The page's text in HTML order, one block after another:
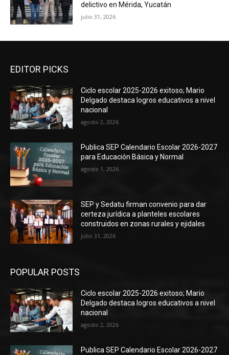
delictivo en Mérida, Yucatán
julio 31, 2026
EDITOR PICKS
Ciclo escolar 2025-2026 exitoso; Mario
Delgado destaca logros educativos a nivel
nacional
agosto 2, 2026
Publica SEP Calendario Escolar 2026-2027
para Educación Básica y Normal
agosto 1, 2026
SEP y Sedatu firman convenio para dar
certeza jurídica a planteles escolares
construidos en zonas rurales y ejidales
julio 31, 2026
POPULAR POSTS
Ciclo escolar 2025-2026 exitoso; Mario
Delgado destaca logros educativos a nivel
nacional
agosto 2, 2026
Publica SEP Calendario Escolar 2026-2027